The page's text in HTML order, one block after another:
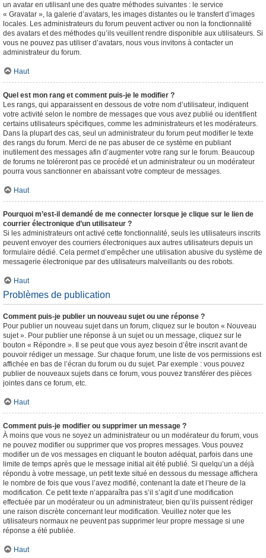
un avatar en utilisant une des quatre méthodes suivantes : le service
« Gravatar », la galerie d’avatars, les images distantes ou le transfert d’images
locales. Les administrateurs du forum peuvent activer ou non la fonctionnalité
des avatars et des méthodes qu’ils veuillent rendre disponible aux utilisateurs. Si
vous ne pouvez pas utiliser d’avatars, nous vous invitons à contacter un
administrateur du forum.
Haut
Quel est mon rang et comment puis-je le modifier ?
Les rangs, qui apparaissent en dessous de votre nom d’utilisateur, indiquent
votre activité selon le nombre de messages que vous avez publié ou identifient
certains utilisateurs spécifiques, comme les administrateurs et les modérateurs.
Dans la plupart des cas, seul un administrateur du forum peut modifier le texte
des rangs du forum. Merci de ne pas abuser de ce système en publiant
inutilement des messages afin d’augmenter votre rang sur le forum. Beaucoup
de forums ne toléreront pas ce procédé et un administrateur ou un modérateur
pourra vous sanctionner en abaissant votre compteur de messages.
Haut
Pourquoi m’est-il demandé de me connecter lorsque je clique sur le lien de
courrier électronique d’un utilisateur ?
Si les administrateurs ont activé cette fonctionnalité, seuls les utilisateurs inscrits
peuvent envoyer des courriers électroniques aux autres utilisateurs depuis un
formulaire dédié. Cela permet d’empêcher une utilisation abusive du système de
messagerie électronique par des utilisateurs malveillants ou des robots.
Haut
Problèmes de publication
Comment puis-je publier un nouveau sujet ou une réponse ?
Pour publier un nouveau sujet dans un forum, cliquez sur le bouton « Nouveau
sujet ». Pour publier une réponse à un sujet ou un message, cliquez sur le
bouton « Répondre ». Il se peut que vous ayez besoin d’être inscrit avant de
pouvoir rédiger un message. Sur chaque forum, une liste de vos permissions est
affichée en bas de l’écran du forum ou du sujet. Par exemple : vous pouvez
publier de nouveaux sujets dans ce forum, vous pouvez transférer des pièces
jointes dans ce forum, etc.
Haut
Comment puis-je modifier ou supprimer un message ?
À moins que vous ne soyez un administrateur ou un modérateur du forum, vous
ne pouvez modifier ou supprimer que vos propres messages. Vous pouvez
modifier un de vos messages en cliquant le bouton adéquat, parfois dans une
limite de temps après que le message initial ait été publié. Si quelqu’un a déjà
répondu à votre message, un petit texte situé en dessous du message affichera
le nombre de fois que vous l’avez modifié, contenant la date et l’heure de la
modification. Ce petit texte n’apparaîtra pas s’il s’agit d’une modification
effectuée par un modérateur ou un administrateur, bien qu’ils puissent rédiger
une raison discrète concernant leur modification. Veuillez noter que les
utilisateurs normaux ne peuvent pas supprimer leur propre message si une
réponse a été publiée.
Haut